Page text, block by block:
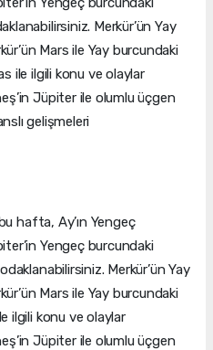
Merkür’ün Yay
Mars ile Yay burcundaki
ile ilgili konu ve olaylar
Jüpiter ile olumlu üçgen
gelişmeleri
hafta, Ay’ın Yengeç
Yengeç burcundaki
Merkür’ün Yay
Mars ile Yay burcundaki
ilgili konu ve olaylar
Jüpiter ile olumlu üçgen